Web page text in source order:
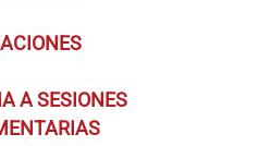
A SESIONES